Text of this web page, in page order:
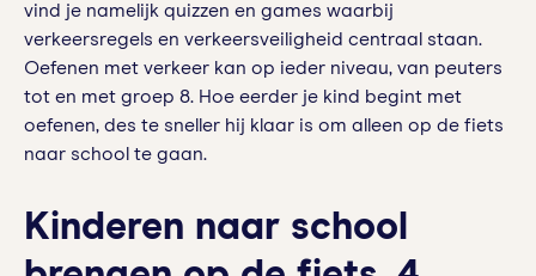
vind je namelijk quizzen en games waarbij
verkeersregels en verkeersveiligheid centraal staan.
Oefenen met verkeer kan op ieder niveau, van peuters
tot en met groep 8. Hoe eerder je kind begint met
oefenen, des te sneller hij klaar is om alleen op de fiets
naar school te gaan.
Kinderen naar school